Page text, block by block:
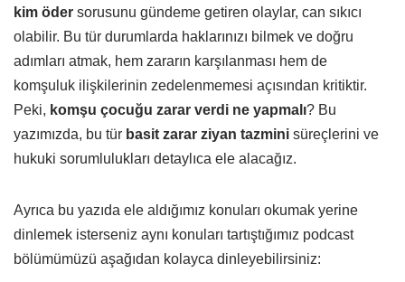
kim öder sorusunu gündeme getiren olaylar, can sıkıcı
olabilir. Bu tür durumlarda haklarınızı bilmek ve doğru
adımları atmak, hem zararın karşılanması hem de
komşuluk ilişkilerinin zedelenmemesi açısından kritiktir.
Peki, komşu çocuğu zarar verdi ne yapmalı? Bu
yazımızda, bu tür basit zarar ziyan tazmini süreçlerini ve
hukuki sorumlulukları detaylıca ele alacağız.
Ayrıca bu yazıda ele aldığımız konuları okumak yerine
dinlemek isterseniz aynı konuları tartıştığımız podcast
bölümümüzü aşağıdan kolayca dinleyebilirsiniz: